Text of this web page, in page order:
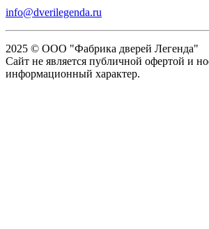
info@dverilegenda.ru
2025 © ООО "Фабрика дверей Легенда"
Сайт не является публичной офертой и
информационный характер.